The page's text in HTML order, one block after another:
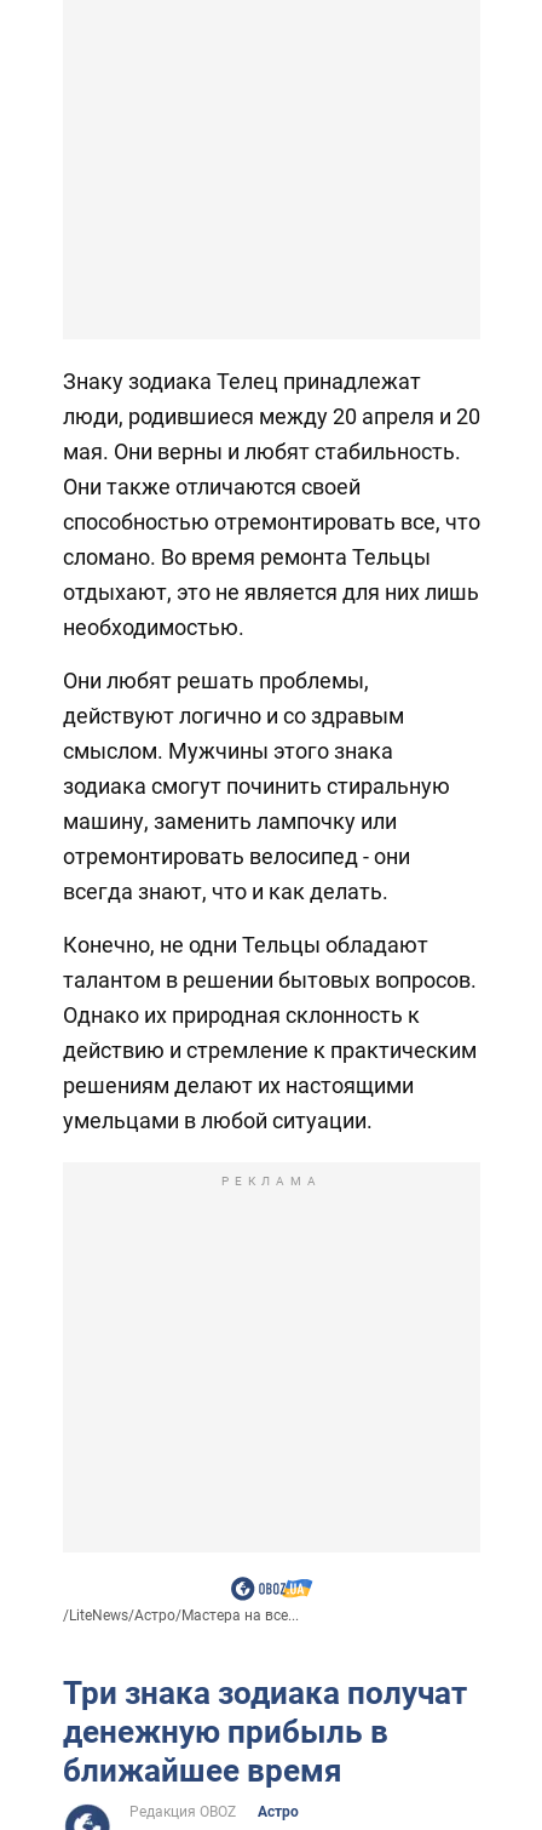
Знаку зодиака Телец принадлежат
люди, родившиеся между 20 апреля и 20
мая. Они верны и любят стабильность.
Они также отличаются своей
способностью отремонтировать все, что
сломано. Во время ремонта Тельцы
отдыхают, это не является для них лишь
необходимостью.
Они любят решать проблемы,
действуют логично и со здравым
смыслом. Мужчины этого знака
зодиака смогут починить стиральную
машину, заменить лампочку или
отремонтировать велосипед - они
всегда знают, что и как делать.
Конечно, не одни Тельцы обладают
талантом в решении бытовых вопросов.
Однако их природная склонность к
действию и стремление к практическим
решениям делают их настоящими
умельцами в любой ситуации.
РЕКЛАМА
/LiteNews/Астро/Мастера на все...
Три знака зодиака получат
денежную прибыль в
ближайшее время
Редакция OBOZ
Астро